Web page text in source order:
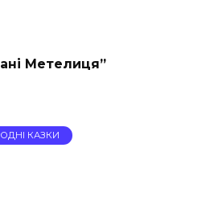
Метелиця”
КАЗКИ